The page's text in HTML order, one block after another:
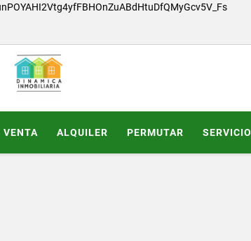
VENTA ALQUILER PERMUTAR SERVICIO